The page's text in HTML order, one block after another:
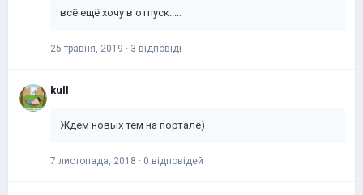
всё ещё хочу в отпуск.....
25 травня, 2019 · 3 відповіді
kull
Ждем новых тем на портале)
7 листопада, 2018 · 0 відповідей